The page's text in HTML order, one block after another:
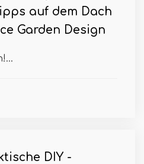
auf dem Dach
Garden Design
DIY -